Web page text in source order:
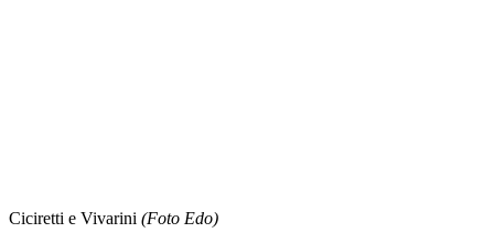
Ciciretti e Vivarini (Foto Edo)